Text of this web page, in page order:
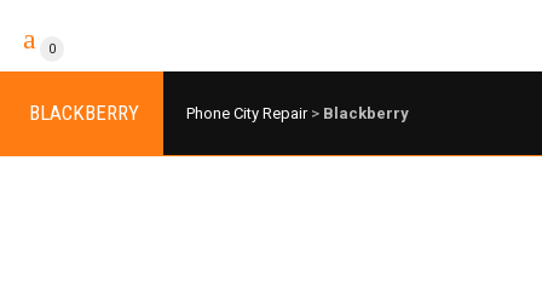
0
BLACKBERRY Phone City Repair> Blackberry